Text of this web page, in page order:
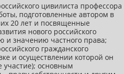
цивилиста профессора
подготовленные автором в
20 лет и посвященные
нового российского
и значению частного права;
гражданского
и осуществлении которой он
участие); основным